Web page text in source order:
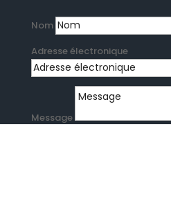
Nom
Adresse électronique
Message